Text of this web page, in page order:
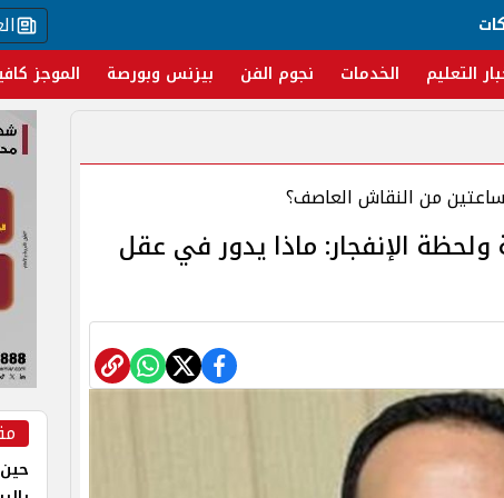
التعليم الخدمات نجوم الفن بيزنس وبورصة الموجز
من النقاش العاصف؟
الإنفجار: ماذا يدور في عقل